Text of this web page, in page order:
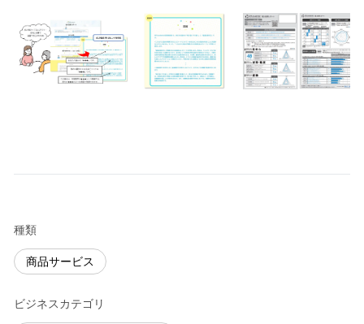
種類
商品サービス
ビジネスカテゴリ